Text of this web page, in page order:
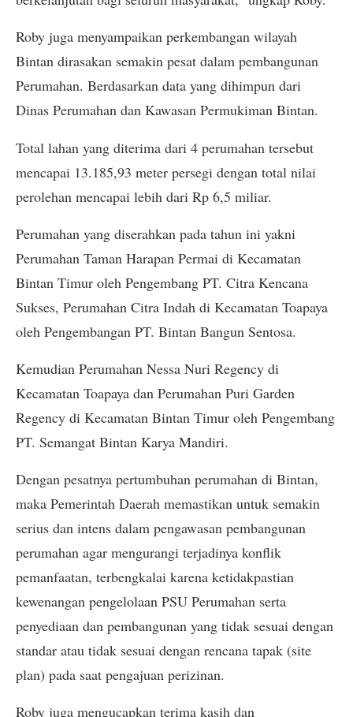
Roby juga menyampaikan perkembangan wilayah
Bintan dirasakan semakin pesat dalam pembangunan
Perumahan. Berdasarkan data yang dihimpun dari
Dinas Perumahan dan Kawasan Permukiman Bintan.
Total lahan yang diterima dari 4 perumahan tersebut
mencapai 13.185,93 meter persegi dengan total nilai
perolehan mencapai lebih dari Rp 6,5 miliar.
Perumahan yang diserahkan pada tahun ini yakni
Perumahan Taman Harapan Permai di Kecamatan
Bintan Timur oleh Pengembang PT. Citra Kencana
Sukses, Perumahan Citra Indah di Kecamatan Toapaya
oleh Pengembangan PT. Bintan Bangun Sentosa.
Kemudian Perumahan Nessa Nuri Regency di
Kecamatan Toapaya dan Perumahan Puri Garden
Regency di Kecamatan Bintan Timur oleh Pengembang
PT. Semangat Bintan Karya Mandiri.
Dengan pesatnya pertumbuhan perumahan di Bintan,
maka Pemerintah Daerah memastikan untuk semakin
serius dan intens dalam pengawasan pembangunan
perumahan agar mengurangi terjadinya konflik
pemanfaatan, terbengkalai karena ketidakpastian
kewenangan pengelolaan PSU Perumahan serta
penyediaan dan pembangunan yang tidak sesuai dengan
standar atau tidak sesuai dengan rencana tapak (site
plan) pada saat pengajuan perizinan.
Roby juga mengucapkan terima kasih dan